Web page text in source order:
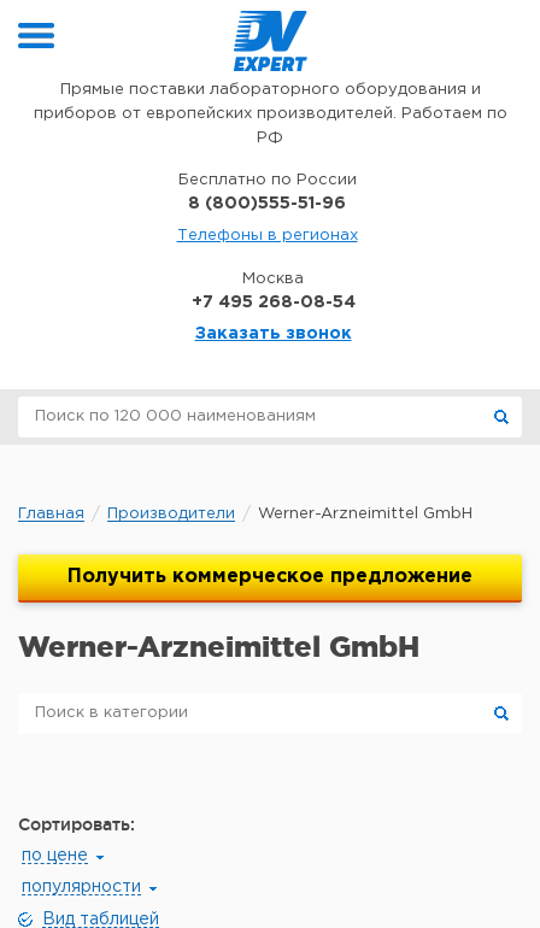
Прямые поставки лабораторного оборудования и
приборов от европейских производителей. Работаем по
РФ
Бесплатно по России
8 (800)555-51-96
Телефоны в регионах
Москва
+7 495 268-08-54
Заказать звонок
Главная Производители Werner-Arzneimittel GmbH
Получить коммерческое предложение
Werner-Arzneimittel GmbH
Сортировать:
по цене
популярности
Вид таблицей